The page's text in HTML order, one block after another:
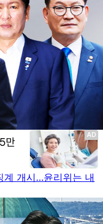
계 개시…윤리위는 내